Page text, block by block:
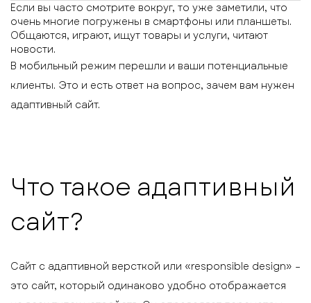
Если вы часто смотрите вокруг, то уже заметили, что
очень многие погружены в смартфоны или планшеты.
Общаются, играют, ищут товары и услуги, читают
новости.
В мобильный режим перешли и ваши потенциальные
клиенты. Это и есть ответ на вопрос, зачем вам нужен
адаптивный сайт.
Что такое адаптивный
сайт?
Сайт с адаптивной версткой или «responsible design» –
это сайт, который одинаково удобно отображается